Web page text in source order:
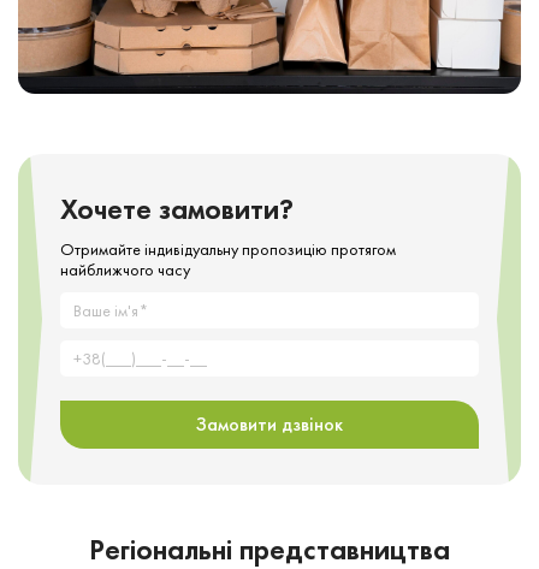
Хочете замовити?
Отримайте індивідуальну пропозицію протягом
найближчого часу
Замовити дзвінок
Регіональні представництва